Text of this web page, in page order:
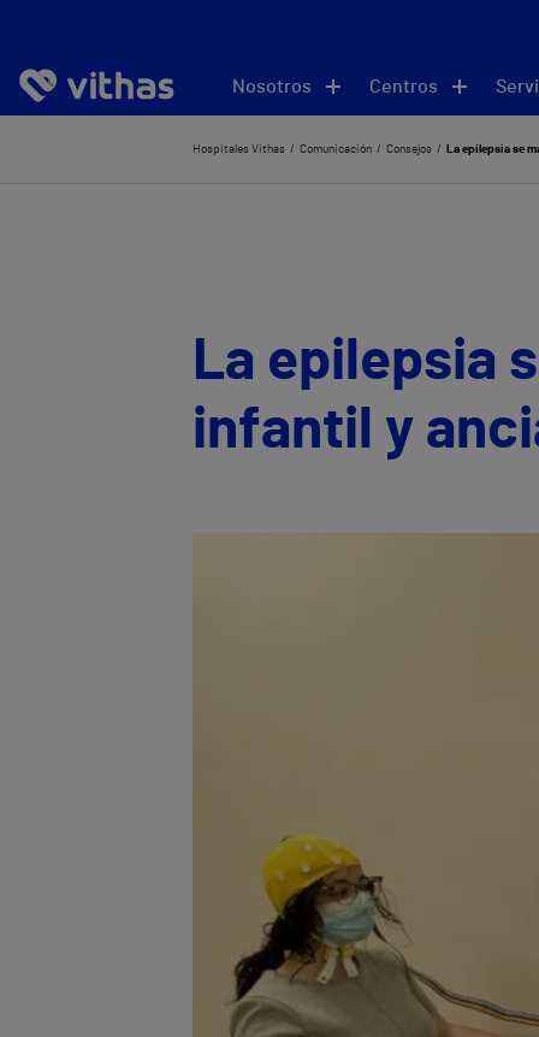
Nosotros Centros
Hospitales Vithas Comunicación Consejos La epilepsia se
La epilepsia
infantil y